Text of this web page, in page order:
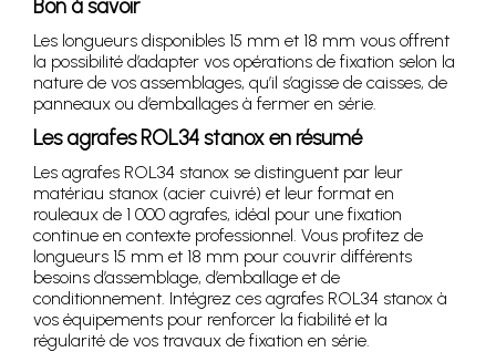
Bon à savoir
Les longueurs disponibles 15 mm et 18 mm vous offrent
la possibilité d’adapter vos opérations de fixation selon la
nature de vos assemblages, qu’il s’agisse de caisses, de
panneaux ou d’emballages à fermer en série.
Les agrafes ROL34 stanox en résumé
Les agrafes ROL34 stanox se distinguent par leur
matériau stanox (acier cuivré) et leur format en
rouleaux de 1 000 agrafes, idéal pour une fixation
continue en contexte professionnel. Vous profitez de
longueurs 15 mm et 18 mm pour couvrir différents
besoins d’assemblage, d’emballage et de
conditionnement. Intégrez ces agrafes ROL34 stanox à
vos équipements pour renforcer la fiabilité et la
régularité de vos travaux de fixation en série.